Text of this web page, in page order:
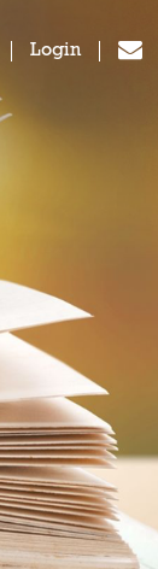
Login